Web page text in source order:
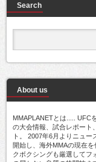
Search
About us
MMAPLANETとは..... UFC
の大会情報、試合レポート
ト。 2007年6月よりニュ
開始し、海外MMAの現在
クボクシングも厳選してフ